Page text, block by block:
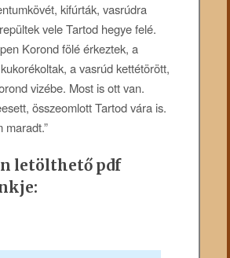
kifúrták, vasrúdra
vele Tartod hegye felé.
Korond fölé érkeztek, a
a vasrúd kettétörött,
vizébe. Most is ott van.
összeomlott Tartod vára is.
maradt.”
letölthető pdf